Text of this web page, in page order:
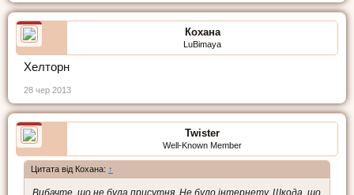
Кохана
LuBimaya
Хелторн
28 чер 2013
Twister
Well-Known Member
Цитата від Кохана: ↑
Вибачте, що не була присутня. Не було інтернету. Шкода, що